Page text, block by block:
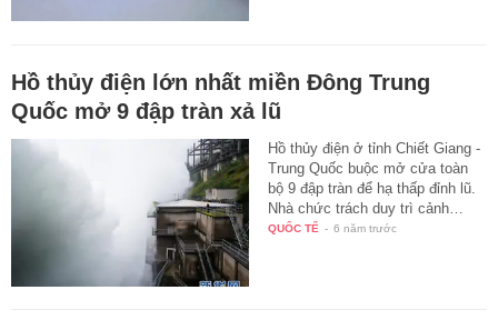
Hồ thủy điện lớn nhất miền Đông Trung
Quốc mở 9 đập tràn xả lũ
Hồ thủy điện ở tỉnh Chiết Giang -
Trung Quốc buộc mở cửa toàn
bộ 9 đập tràn để hạ thấp đỉnh lũ.
Nhà chức trách duy trì cảnh…
QUỐC TẾ - 6 năm trước